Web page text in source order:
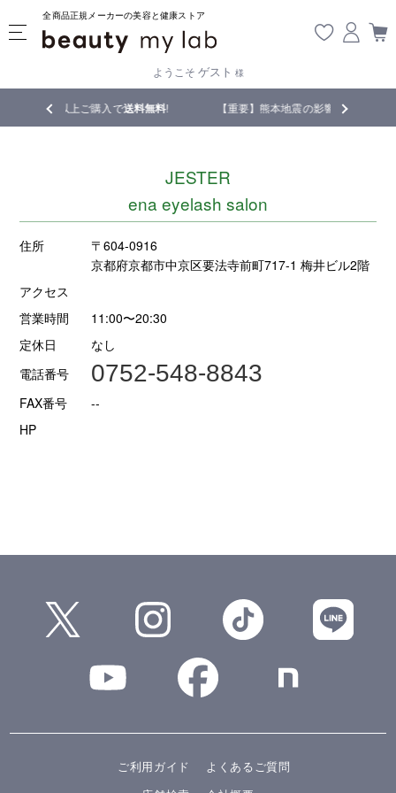
全商品正規メーカーの美容と健康ストア
ようこそ ゲスト 様
ご購入で 送料無料! 【重要】熊本地震の影響により遅延が生じており
JESTER
ena eyelash salon
住所
〒604-0916
京都府京都市中京区要法寺前町717-1 梅井ビル2階
アクセス
営業時間
11:00〜20:30
定休日
なし
電話番号
0752-548-8843
FAX番号
--
HP
ご利用ガイド
よくあるご質問